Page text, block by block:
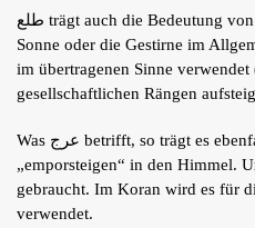
Podcasts
Kontakt
طلع trägt auch die Bedeutung von „aufgehen“, wenn es um die
Sonne oder die Gestirne im
im übertragenen Sinne verwendet
gesellschaftlichen Rängen
Was عرج betrifft, so trägt es ebenfalls die Bedeutung von
„emporsteigen“ in den Himmel.
gebraucht. Im Koran wird es für
verwendet.